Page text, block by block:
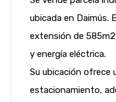
ubicada en Daimús.
extensión de
y energía eléctrica.
Su ubicación ofrece
estacionamiento,